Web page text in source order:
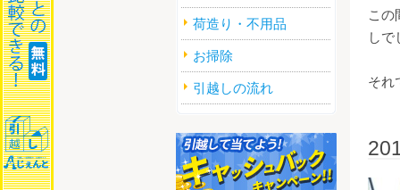
この
しで
それ
荷造り・不用品
お掃除
引越しの流れ